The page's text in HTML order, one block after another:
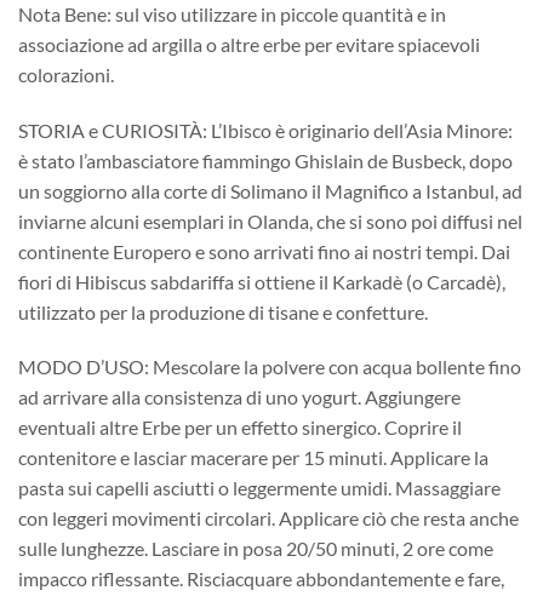
Nota Bene: sul viso utilizzare in piccole quantità e in
associazione ad argilla o altre erbe per evitare spiacevoli
colorazioni.
STORIA e CURIOSITÀ: L’Ibisco è originario dell’Asia Minore:
è stato l’ambasciatore fiammingo Ghislain de Busbeck, dopo
un soggiorno alla corte di Solimano il Magnifico a Istanbul, ad
inviarne alcuni esemplari in Olanda, che si sono poi diffusi nel
continente Europero e sono arrivati fino ai nostri tempi. Dai
fiori di Hibiscus sabdariffa si ottiene il Karkadè (o Carcadè),
utilizzato per la produzione di tisane e confetture.
MODO D’USO: Mescolare la polvere con acqua bollente fino
ad arrivare alla consistenza di uno yogurt. Aggiungere
eventuali altre Erbe per un effetto sinergico. Coprire il
contenitore e lasciar macerare per 15 minuti. Applicare la
pasta sui capelli asciutti o leggermente umidi. Massaggiare
con leggeri movimenti circolari. Applicare ciò che resta anche
sulle lunghezze. Lasciare in posa 20/50 minuti, 2 ore come
impacco riflessante. Risciacquare abbondantemente e fare,